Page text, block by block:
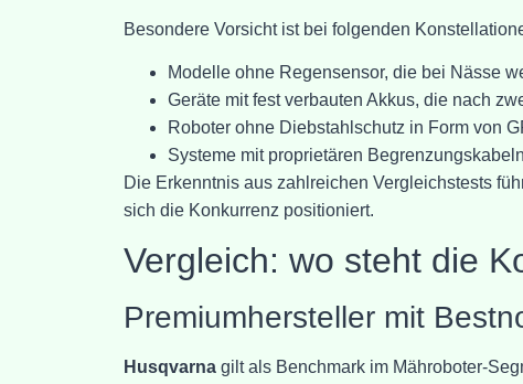
Besondere Vorsicht ist bei folgenden
Modelle ohne Regensensor, die bei Nässe
Geräte mit fest verbauten Akkus, die nach
Roboter ohne Diebstahlschutz in Form von
Systeme mit proprietären
Die Erkenntnis aus zahlreichen Vergleichstests
sich die Konkurrenz positioniert.
Vergleich: wo steht die
Premiumhersteller mit
Husqvarna gilt als Benchmark im Mähroboter-